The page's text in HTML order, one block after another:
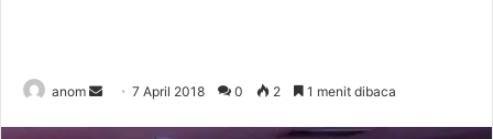
anom 7 April 2018 0 2 1 menit dibaca